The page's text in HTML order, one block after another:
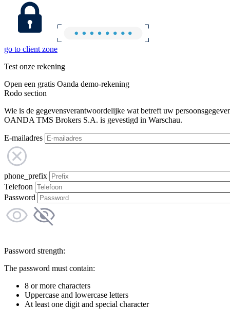
go to client zone
Test onze rekening
Open een gratis Oanda demo-rekening
Rodo section
Wie is de gegevensverantwoordelijke wat betreft uw
OANDA TMS Brokers S.A. is gevestigd in Warschau.
E-mailadres
phone_prefix
Telefoon
Password
Password strength:
The password must contain:
8 or more characters
Uppercase and lowercase letters
At least one digit and special character